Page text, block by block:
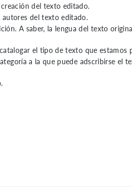
del texto editado.
del texto editado.
A saber, la lengua del texto
el tipo de texto que estamos
a la que puede adscribirse el